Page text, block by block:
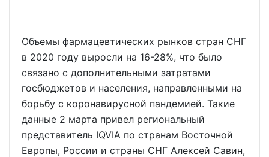
Объемы фармацевтических рынков стран СНГ
в 2020 году выросли на 16-28%, что было
связано с дополнительными затратами
госбюджетов и населения, направленными на
борьбу с коронавирусной пандемией. Такие
данные 2 марта привел региональный
представитель IQVIA по странам Восточной
Европы, России и страны СНГ Алексей Савин,